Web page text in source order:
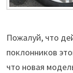
Пожалуй, что
поклонников
что новая